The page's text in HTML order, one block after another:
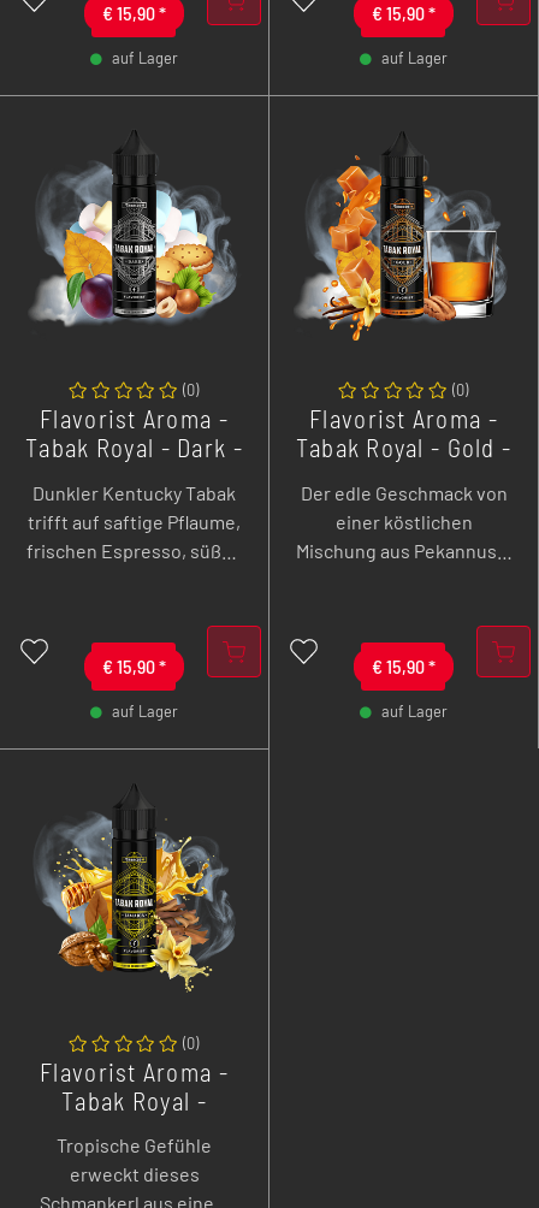
- +
€ 15,90*
auf Lager
- +
€ 15,90*
auf Lager
- +
€ 15,90*
auf Lager
(0)
Flavorist Aroma -
Tabak Royal - Dark -
Dunkler Kentucky Tabak
trifft auf saftige Pflaume,
frischen Espresso, süßen
Haselnusssplittern. Was
will man mehr?
€ 15,90*
auf Lager
(0)
Flavorist Aroma -
Tabak Royal - Gold -
Der edle Geschmack von
einer köstlichen
Mischung aus Pekannuss,
hellen amerikanischem
Tabakmischung und
Kentucky Tennessee
Apple.
(0)
Flavorist Aroma -
Tabak Royal -
Longfill
Tropische Gefühle
erweckt dieses
Schmankerl aus einem